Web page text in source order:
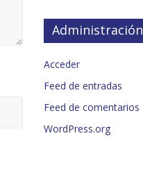
Administración
Acceder
Feed de entradas
Feed de comentarios
WordPress.org